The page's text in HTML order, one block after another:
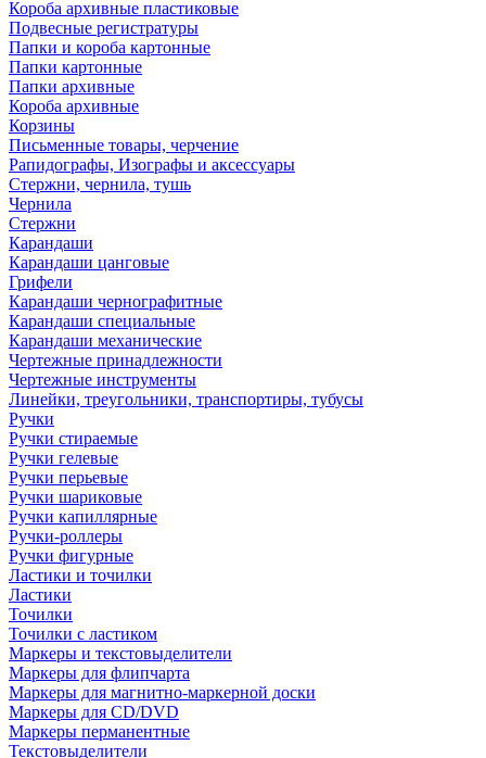
Короба архивные пластиковые
Подвесные регистратуры
Папки и короба картонные
Папки картонные
Папки архивные
Короба архивные
Корзины
Письменные товары, черчение
Рапидографы, Изографы и аксессуары
Стержни, чернила, тушь
Чернила
Стержни
Карандаши
Карандаши цанговые
Грифели
Карандаши чернографитные
Карандаши специальные
Карандаши механические
Чертежные принадлежности
Чертежные инструменты
Линейки, треугольники, транспортиры, тубусы
Ручки
Ручки стираемые
Ручки гелевые
Ручки перьевые
Ручки шариковые
Ручки капиллярные
Ручки-роллеры
Ручки фигурные
Ластики и точилки
Ластики
Точилки
Точилки с ластиком
Маркеры и текстовыделители
Маркеры для флипчарта
Маркеры для магнитно-маркерной доски
Маркеры для CD/DVD
Маркеры перманентные
Текстовыделители